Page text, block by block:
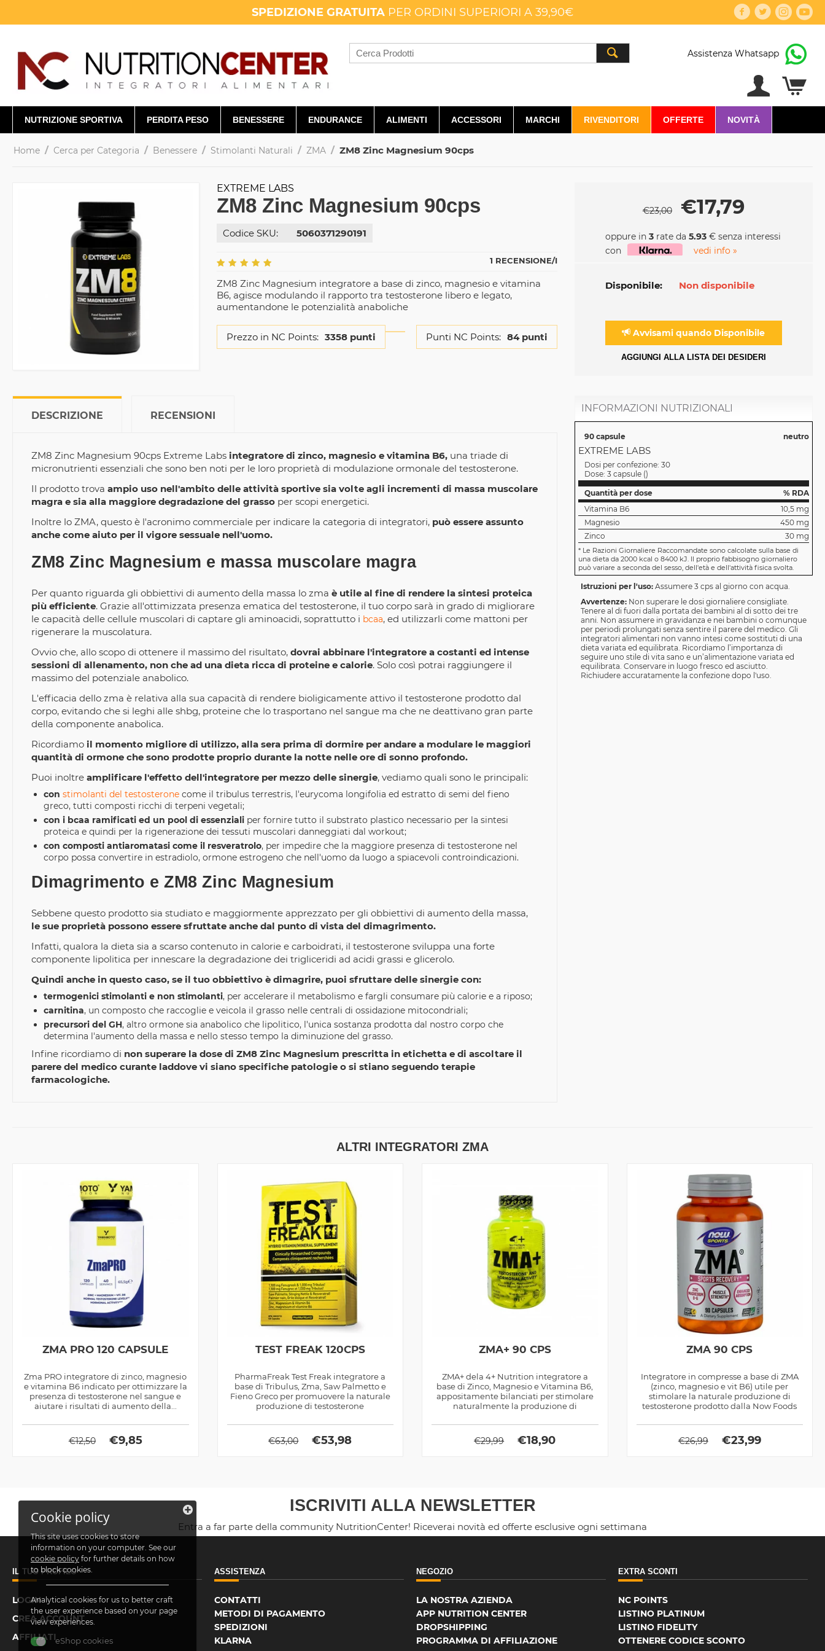
SPEDIZIONE GRATUITA PER ORDINI SUPERIORI A 39,90€
Assistenza Whatsapp
NUTRIZIONE SPORTIVA PERDITA PESO BENESSERE ENDURANCE ALIMENTI ACCESSORI MARCHI RIVENDITORI OFFERTE NOVITÀ
Home / Cerca per Categoria / Benessere / Stimolanti Naturali / ZMA / ZM8 Zinc Magnesium 90cps
EXTREME LABS
ZM8 Zinc Magnesium 90cps
Codice SKU: 5060371290191
1 RECENSIONE/I
ZM8 Zinc Magnesium integratore a base di zinco, magnesio e vitamina
B6, agisce modulando il rapporto tra testosterone libero e legato,
aumentandone le potenzialità anaboliche
Prezzo in NC Points: 3358 punti Punti NC Points: 84 punti
€23,00 €17,79
oppure in 3rate da 5.93€ senza interessi
con
vedi info »
Disponibile: Non disponibile
Avvisami quando Disponibile
AGGIUNGI ALLA LISTA DEI DESIDERI
DESCRIZIONE RECENSIONI
ZM8 Zinc Magnesium 90cps Extreme Labs integratore di zinco, magnesio e vitamina B6, una triade di
micronutrienti essenziali che sono ben noti per le loro proprietà di modulazione ormonale del testosterone.
Il prodotto trova ampio uso nell'ambito delle attività sportive sia volte agli incrementi di massa muscolare
magra e sia alla maggiore degradazione del grasso per scopi energetici.
Inoltre lo ZMA, questo è l'acronimo commerciale per indicare la categoria di integratori, può essere assunto
anche come aiuto per il vigore sessuale nell'uomo.
ZM8 Zinc Magnesium e massa muscolare magra
Per quanto riguarda gli obbiettivi di aumento della massa lo zma è utile al fine di rendere la sintesi proteica
più efficiente. Grazie all'ottimizzata presenza ematica del testosterone, il tuo corpo sarà in grado di migliorare
le capacità delle cellule muscolari di captare gli aminoacidi, soprattutto i bcaa, ed utilizzarli come mattoni per
rigenerare la muscolatura.
Ovvio che, allo scopo di ottenere il massimo del risultato, dovrai abbinare l'integratore a costanti ed intense
sessioni di allenamento, non che ad una dieta ricca di proteine e calorie. Solo così potrai raggiungere il
massimo del potenziale anabolico.
L'efficacia dello zma è relativa alla sua capacità di rendere bioligicamente attivo il testosterone prodotto dal
corpo, evitando che si leghi alle shbg, proteine che lo trasportano nel sangue ma che ne deattivano gran parte
della componente anabolica.
Ricordiamo il momento migliore di utilizzo, alla sera prima di dormire per andare a modulare le maggiori
quantità di ormone che sono prodotte proprio durante la notte nelle ore di sonno profondo.
Puoi inoltre amplificare l'effetto dell'integratore per mezzo delle sinergie, vediamo quali sono le principali:
con stimolanti del testosterone come il tribulus terrestris, l'eurycoma longifolia ed estratto di semi del fieno
greco, tutti composti ricchi di terpeni vegetali;
con i bcaa ramificati ed un pool di essenziali per fornire tutto il substrato plastico necessario per la sintesi
proteica e quindi per la rigenerazione dei tessuti muscolari danneggiati dal workout;
con composti antiaromatasi come il resveratrolo, per impedire che la maggiore presenza di testosterone nel
corpo possa convertire in estradiolo, ormone estrogeno che nell'uomo da luogo a spiacevoli controindicazioni.
Dimagrimento e ZM8 Zinc Magnesium
Sebbene questo prodotto sia studiato e maggiormente apprezzato per gli obbiettivi di aumento della massa,
le sue proprietà possono essere sfruttate anche dal punto di vista del dimagrimento.
Infatti, qualora la dieta sia a scarso contenuto in calorie e carboidrati, il testosterone sviluppa una forte
componente lipolitica per innescare la degradazione dei trigliceridi ad acidi grassi e glicerolo.
Quindi anche in questo caso, se il tuo obbiettivo è dimagrire, puoi sfruttare delle sinergie con:
termogenici stimolanti e non stimolanti, per accelerare il metabolismo e fargli consumare più calorie e a riposo;
carnitina, un composto che raccoglie e veicola il grasso nelle centrali di ossidazione mitocondriali;
precursori del GH, altro ormone sia anabolico che lipolitico, l'unica sostanza prodotta dal nostro corpo che
determina l'aumento della massa e nello stesso tempo la diminuzione del grasso.
Infine ricordiamo di non superare la dose di ZM8 Zinc Magnesium prescritta in etichetta e di ascoltare il
parere del medico curante laddove vi siano specifiche patologie o si stiano seguendo terapie
farmacologiche.
INFORMAZIONI NUTRIZIONALI
90 capsule neutro
EXTREME LABS
Dosi per confezione: 30
Dose: 3 capsule()
Quantità per dose
% RDA
Vitamina B6
10,5 mg
Magnesio
450 mg
Zinco
30 mg
*Le Razioni Giornaliere Raccomandate sono calcolate sulla base di
una dieta da 2000 kcal o 8400 kJ. Il proprio fabbisogno giornaliero
può variare a seconda del sesso, dell'età e dell'attività fisica svolta.
Istruzioni per l'uso: Assumere 3 cps al giorno con acqua.
Avvertenze: Non superare le dosi giornaliere consigliate.
Tenere al di fuori dalla portata dei bambini al di sotto dei tre
anni. Non assumere in gravidanza e nei bambini o comunque
per periodi prolungati senza sentire il parere del medico. Gli
integratori alimentari non vanno intesi come sostituti di una
dieta variata ed equilibrata. Ricordiamo l’importanza di
seguire uno stile di vita sano e un’alimentazione variata ed
equilibrata. Conservare in luogo fresco ed asciutto.
Richiudere accuratamente la confezione dopo l'uso.
ALTRI INTEGRATORI ZMA
ZMA PRO 120 CAPSULE
Zma PRO integratore di zinco, magnesio
e vitamina B6 indicato per ottimizzare la
presenza di testosterone nel sangue e
aiutare i risultati di aumento della...
€12,50 €9,85
TEST FREAK 120CPS
PharmaFreak Test Freak integratore a
base di Tribulus, Zma, Saw Palmetto e
Fieno Greco per promuovere la naturale
produzione di testosterone
€63,00 €53,98
ZMA+ 90 CPS
ZMA+ dela 4+ Nutrition integratore a
base di Zinco, Magnesio e Vitamina B6,
appositamente bilanciati per stimolare
naturalmente la produzione di
€29,99 €18,90
ZMA 90 CPS
Integratore in compresse a base di ZMA
(zinco, magnesio e vit B6) utile per
stimolare la naturale produzione di
testosterone prodotto dalla Now Foods
€26,99 €23,99
ISCRIVITI ALLA NEWSLETTER
Entra a far parte della community NutritionCenter! Riceverai novità ed offerte esclusive ogni settimana
IL TUO PROFILO
LOGIN
CREA ACCOUNT
AFFILIATI
ASSISTENZA
CONTATTI
METODI DI PAGAMENTO
SPEDIZIONI
KLARNA
NEGOZIO
LA NOSTRA AZIENDA
APP NUTRITION CENTER
DROPSHIPPING
PROGRAMMA DI AFFILIAZIONE
EXTRA SCONTI
NC POINTS
LISTINO PLATINUM
LISTINO FIDELITY
OTTENERE CODICE SCONTO
Cookie policy
This site uses cookies to store
information on your computer. See our
cookie policy for further details on how
to block cookies.
Analytical cookies for us to better craft
the user experience based on your page
view experiences.
eShop cookies